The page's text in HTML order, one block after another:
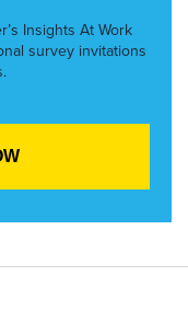
Insights At Work
survey invitations